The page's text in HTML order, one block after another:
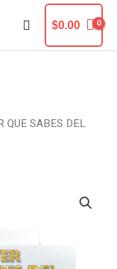
Buscar
$0.00
QUE SABES DEL